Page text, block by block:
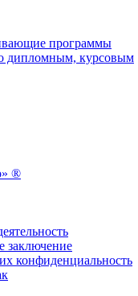
программы
дипломным, курсовым
®
заключение
конфиденциальность